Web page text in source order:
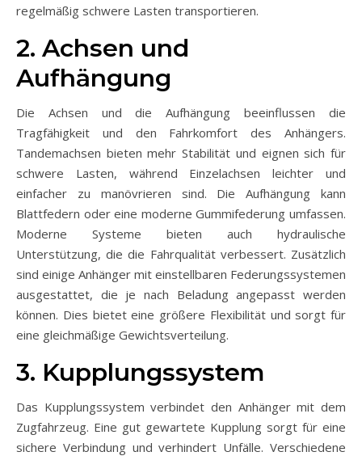
regelmäßig schwere Lasten transportieren.
2. Achsen und
Aufhängung
Die Achsen und die Aufhängung beeinflussen die
Tragfähigkeit und den Fahrkomfort des Anhängers.
Tandemachsen bieten mehr Stabilität und eignen sich für
schwere Lasten, während Einzelachsen leichter und
einfacher zu manövrieren sind. Die Aufhängung kann
Blattfedern oder eine moderne Gummifederung umfassen.
Moderne Systeme bieten auch hydraulische
Unterstützung, die die Fahrqualität verbessert. Zusätzlich
sind einige Anhänger mit einstellbaren Federungssystemen
ausgestattet, die je nach Beladung angepasst werden
können. Dies bietet eine größere Flexibilität und sorgt für
eine gleichmäßige Gewichtsverteilung.
3. Kupplungssystem
Das Kupplungssystem verbindet den Anhänger mit dem
Zugfahrzeug. Eine gut gewartete Kupplung sorgt für eine
sichere Verbindung und verhindert Unfälle. Verschiedene